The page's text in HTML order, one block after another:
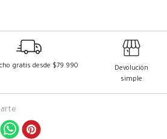
gratis desde $79.990
Devolución
simple